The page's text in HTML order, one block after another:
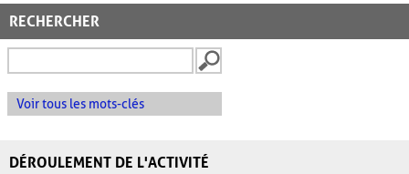
RECHERCHER
Voir tous les mots-clés
DÉROULEMENT DE L'ACTIVITÉ